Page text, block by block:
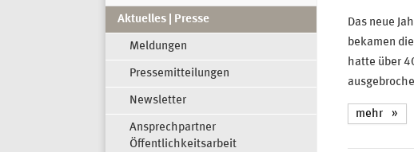
Aktuelles | Presse
Meldungen
Pressemitteilungen
Newsletter
Ansprechpartner
Öffentlichkeitsarbeit
Das neue
bekamen
hatte über
mehr